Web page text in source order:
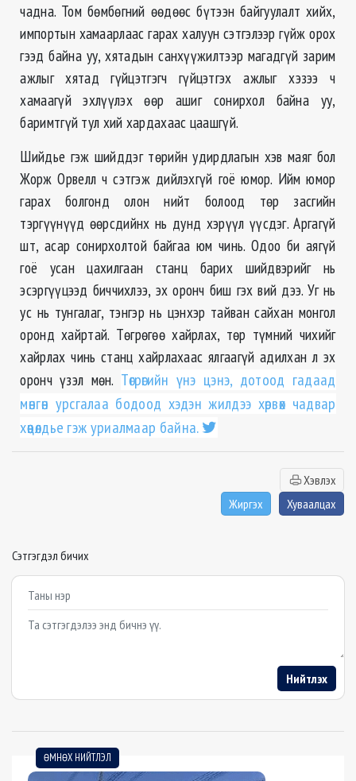
чадна. Том бөмбөгний өөдөөс бүтээн байгуулалт хийх,
импортын хамаарлаас гарах халуун сэтгэлээр гүйж орох
гээд байна уу, хятадын санхүүжилтээр магадгүй зарим
ажлыг хятад гүйцэтгэгч гүйцэтгэх ажлыг хэзээ ч
хамаагүй эхлүүлэх өөр ашиг сонирхол байна уу,
баримтгүй тул хий хардахаас цаашгүй.
Шийдье гэж шийддэг төрийн удирдлагын хэв маяг бол
Жорж Орвелл ч сэтгэж дийлэхгүй гоё юмор. Ийм юмор
гарах болгонд олон нийт болоод төр засгийн
тэргүүнүүд өөрсдийнх нь дунд хэрүүл үүсдэг. Аргагүй
шт, асар сонирхолтой байгаа юм чинь. Одоо би аягүй
гоё усан цахилгаан станц барих шийдвэрийг нь
эсэргүүцээд биччихлээ, эх оронч биш гэх вий дээ. Уг нь
ус нь тунгалаг, тэнгэр нь цэнхэр тайван сайхан монгол
оронд хайртай. Төгрөгөө хайрлах, төр түмний чихийг
хайрлах чинь станц хайрлахаас ялгаагүй адилхан л эх
оронч үзэл мөн. Төгрөгийн үнэ цэнэ, дотоод гадаад
мөнгөн урсгалаа бодоод хэдэн жилдээ хөрвөх чадвар
хөөцөлдье гэж уриалмаар байна.
Хэвлэх
Жиргэх
Хуваалцах
Сэтгэгдэл бичих
Example textarea
Нийтлэх
ӨМНӨХ НИЙТЛЭЛ